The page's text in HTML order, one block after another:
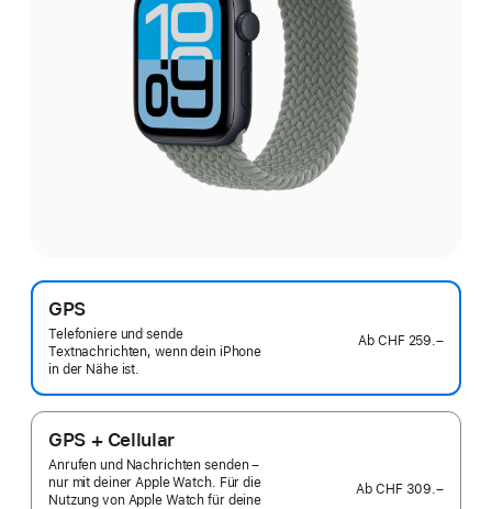
GPS
Telefoniere und sende
Textnachrichten, wenn dein iPhone
in der Nähe ist.
AbCHF 259.–
GPS + Cellular
Anrufen und Nachrichten senden –
nur mit deiner Apple Watch. Für die
Nutzung von Apple Watch für deine
AbCHF 309.–